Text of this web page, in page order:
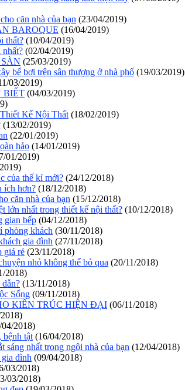
căn nhà của bạn (23/04/2019)
BAROQUE (16/04/2019)
thất? (10/04/2019)
nhất? (02/04/2019)
(25/03/2019)
bể bơi trên sân thượng ở nhà phố (19/03/2019)
03/2019)
BIẾT (04/03/2019)
Kế Nội Thất (18/02/2019)
(13/02/2019)
(22/01/2019)
hảo (14/01/2019)
01/2019)
của thế kỉ mới? (24/12/2018)
ích hơn? (18/12/2018)
căn nhà của bạn (15/12/2018)
lớn nhất trong thiết kế nội thất? (10/12/2018)
gian bếp (04/12/2018)
phòng khách (30/11/2018)
gia đình (27/11/2018)
giá rẻ (23/11/2018)
nhỏ không thể bỏ qua (20/11/2018)
2018)
(13/11/2018)
Sống (09/11/2018)
KIẾN TRÚC HIỆN ĐẠI (06/11/2018)
2018)
bệnh tật (16/04/2018)
sáng nhất trong ngôi nhà của bạn (12/04/2018)
đình (09/04/2018)
03/2018)
03/2018)